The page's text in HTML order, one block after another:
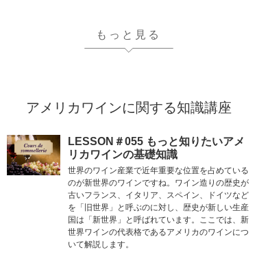
もっと見る
アメリカワインに関する知識講座
LESSON＃055 もっと知りたいアメ
リカワインの基礎知識
世界のワイン産業で近年重要な位置を占めている
のが新世界のワインですね。ワイン造りの歴史が
古いフランス、イタリア、スペイン、ドイツなど
を「旧世界」と呼ぶのに対し、歴史が新しい生産
国は「新世界」と呼ばれています。ここでは、新
世界ワインの代表格であるアメリカのワインにつ
いて解説します。